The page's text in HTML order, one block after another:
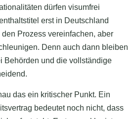
dürfen visumfrei
erst in Deutschland
Prozess vereinfachen, aber
Denn auch dann bleiben
Behörden und die vollständige
das ein kritischer Punkt. Ein
bedeutet noch nicht, dass